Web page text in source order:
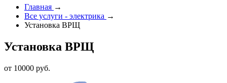
Главная →
Все услуги - электрика →
Установка ВРЩ
Установка ВРЩ
от 10000 руб.